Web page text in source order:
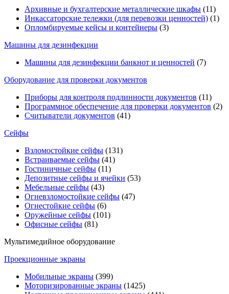
Архивные и бухгалтерские металлические шкафы (11)
Инкассаторские тележки (для перевозки ценностей) (1)
Опломбируемые кейсы и контейнеры (3)
Машины для дезинфекции
Машины для дезинфекции банкнот и ценностей (7)
Оборудование для проверки документов
Приборы для контроля подлинности документов (11)
Программное обеспечение для проверки документов (2)
Считыватели документов (41)
Сейфы
Взломостойкие сейфы (131)
Встраиваемые сейфы (41)
Гостиничные сейфы (11)
Депозитные сейфы и ячейки (53)
Мебельные сейфы (43)
Огневзломостойкие сейфы (47)
Огнестойкие сейфы (6)
Оружейные сейфы (101)
Офисные сейфы (81)
Мультимедийное оборудование
Проекционные экраны
Мобильные экраны (399)
Моторизированные экраны (1425)